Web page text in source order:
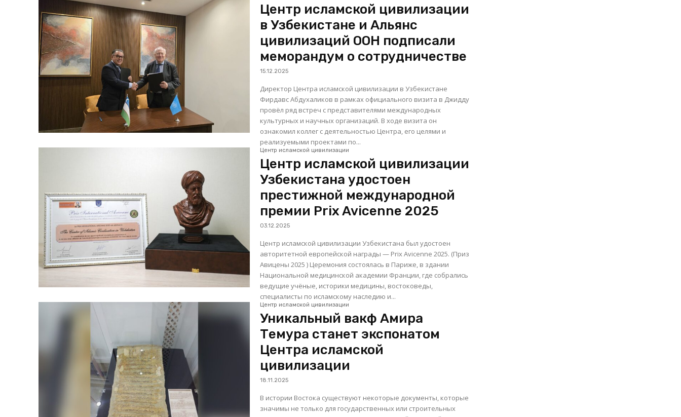
Центр исламской цивилизации
в Узбекистане и Альянс
цивилизаций ООН подписали
меморандум о сотрудничестве
15.12.2025
Директор Центра исламской цивилизации в Узбекистане
Фирдавс Абдухаликов в рамках официального визита в Джидду
провёл ряд встреч с представителями международных
культурных и научных организаций. В ходе визита он
ознакомил коллег с деятельностью Центра, его целями и
реализуемыми проектами по...
Центр исламской цивилизации
Центр исламской цивилизации
Узбекистана удостоен
престижной международной
премии Prix Avicenne 2025
03.12.2025
Центр исламской цивилизации Узбекистана был удостоен
авторитетной европейской награды — Prix Avicenne 2025. (Приз
Авицены 2025 ) Церемония состоялась в Париже, в здании
Национальной медицинской академии Франции, где собрались
ведущие учёные, историки медицины, востоковеды,
специалисты по исламскому наследию и...
Центр исламской цивилизации
Уникальный вакф Амира
Темура станет экспонатом
Центра исламской
цивилизации
18.11.2025
В истории Востока существуют некоторые документы, которые
значимы не только для государственных или строительных